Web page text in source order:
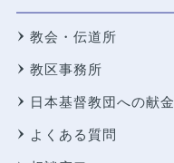
教会・伝道所
教区事務所
日本基督教団への献金
よくある質問